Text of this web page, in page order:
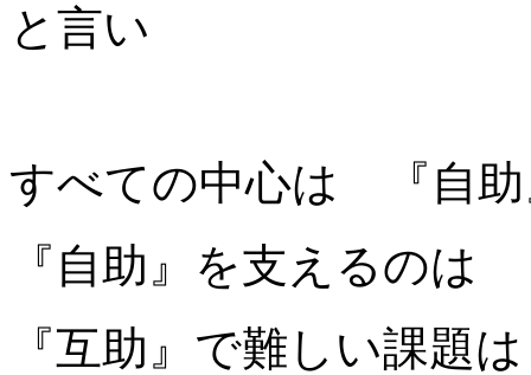
と言い
すべての中心は 『自助
『自助』を支えるのは
『互助』で難しい課題